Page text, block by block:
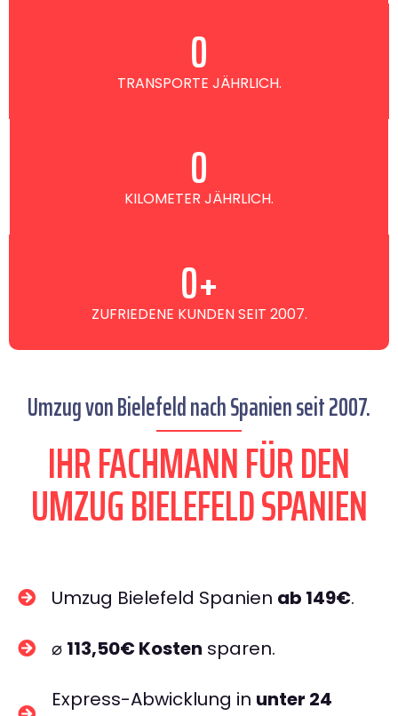
TRANSPORTE JÄHRLICH.
0
KILOMETER JÄHRLICH.
0
ZUFRIEDENE KUNDEN SEIT 2007.
0+
Umzug von Bielefeld nach Spanien seit 2007.
IHR FACHMANN FÜR DEN
UMZUG BIELEFELD SPANIEN
Umzug Bielefeld Spanien ab 149€.
⌀ 113,50€ Kosten sparen.
Express-Abwicklung in unter 24